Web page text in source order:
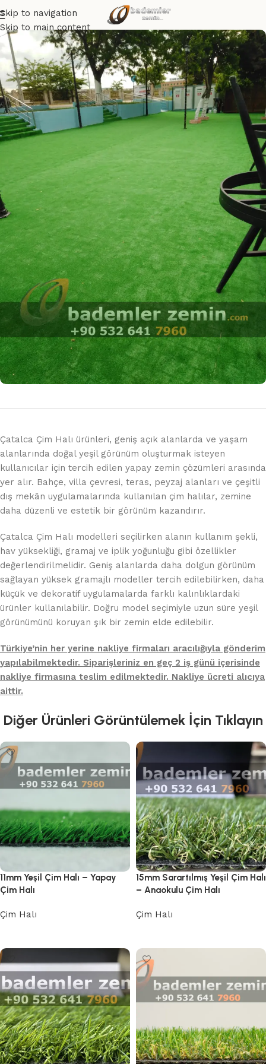
Skip to navigation
Skip to main content
Çatalca Çim Halı ürünleri, geniş açık alanlarda ve yaşam
alanlarında doğal yeşil görünüm oluşturmak isteyen
kullanıcılar için tercih edilen yapay zemin çözümleri arasında
yer alır. Bahçe, villa çevresi, teras, peyzaj alanları ve çeşitli
dış mekân uygulamalarında kullanılan çim halılar, zemine
daha düzenli ve estetik bir görünüm kazandırır.
Çatalca Çim Halı modelleri seçilirken alanın kullanım şekli,
hav yüksekliği, gramaj ve iplik yoğunluğu gibi özellikler
değerlendirilmelidir. Geniş alanlarda daha dolgun görünüm
sağlayan yüksek gramajlı modeller tercih edilebilirken, daha
küçük ve dekoratif uygulamalarda farklı kalınlıklardaki
ürünler kullanılabilir. Doğru model seçimiyle uzun süre yeşil
görünümünü koruyan şık bir zemin elde edilebilir.
Türkiye’nin her yerine nakliye firmaları aracılığıyla gönderim
yapılabilmektedir. Siparişleriniz en geç 2 iş günü içerisinde
nakliye firmasına teslim edilmektedir. Nakliye ücreti alıcıya
aittir.
Diğer Ürünleri Görüntülemek İçin Tıklayın
11mm Yeşil Çim Halı – Yapay
Çim Halı
Çim Halı
15mm Sarartılmış Yeşil Çim Halı
– Anaokulu Çim Halı
Çim Halı